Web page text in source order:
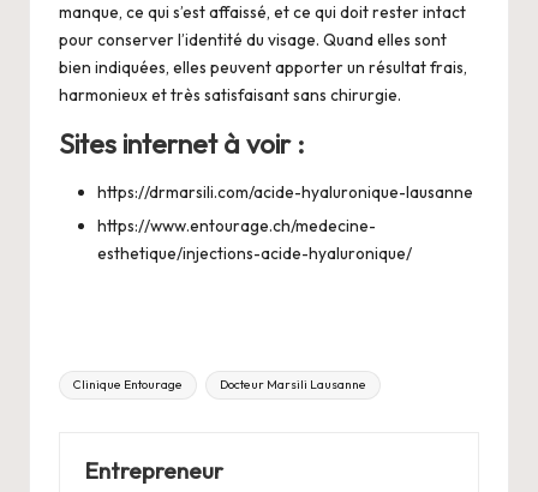
manque, ce qui s’est affaissé, et ce qui doit rester intact
pour conserver l’identité du visage. Quand elles sont
bien indiquées, elles peuvent apporter un résultat frais,
harmonieux et très satisfaisant sans chirurgie.
Sites internet à voir :
https://drmarsili.com/acide-hyaluronique-lausanne
https://www.entourage.ch/medecine-
esthetique/injections-acide-hyaluronique/
Tags:
Clinique Entourage Docteur Marsili Lausanne
Entrepreneur